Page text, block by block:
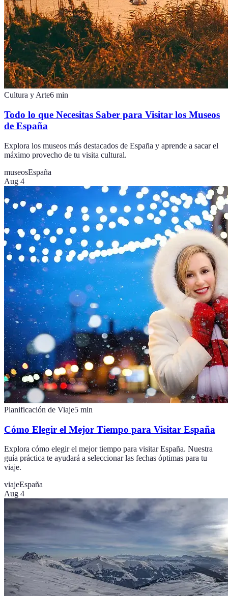
Cultura y Arte6 min
Todo lo que Necesitas Saber para Visitar los Museos
de España
Explora los museos más destacados de España y aprende a sacar el
máximo provecho de tu visita cultural.
museosEspaña
Aug 4
Planificación de Viaje5 min
Cómo Elegir el Mejor Tiempo para Visitar España
Explora cómo elegir el mejor tiempo para visitar España. Nuestra
guía práctica te ayudará a seleccionar las fechas óptimas para tu
viaje.
viajeEspaña
Aug 4